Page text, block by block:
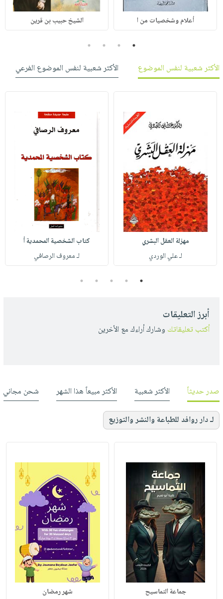
أعلام وشخصيات من ا الشيخ حبيب بن قرين
1
2
3
4
الأكثر شعبية لنفس الموضوع
الأكثر شعبية لنفس الموضوع الفرعي
مهزلة العقل البشري
لـ علي الوردي
كتاب الشخصية المحمدية أ
لـ معروف الرصافي
1
2
3
4
5
أبرز التعليقات
أكتب تعليقاتك وشارك أراءك مع الأخرين
صدر حديثاً الأكثر شعبية الأكثر مبيعاً هذا الشهر شحن مجاني
لـ دار روافد للطباعة والنشر والتوزيع
جماعة التماسيح شهر رمضان